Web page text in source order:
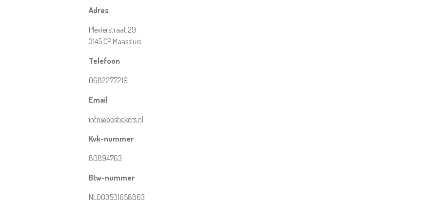
Adres
Plevierstraat 29
3145 CP Maassluis
Telefoon
0682277219
Email
info@bbstickers.nl
Kvk-nummer
80894763
Btw-nummer
NL003501658B63